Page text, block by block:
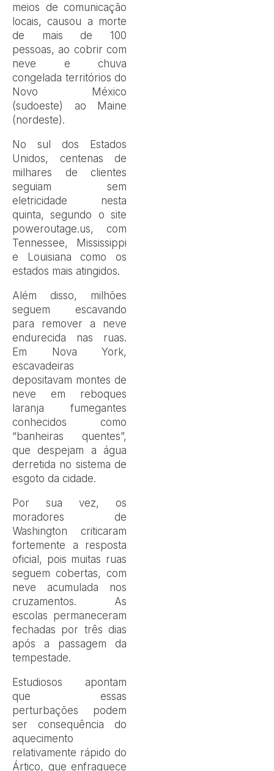
meios de comunicação
locais, causou a morte
de mais de 100
pessoas, ao cobrir com
neve e chuva
congelada territórios do
Novo México
(sudoeste) ao Maine
(nordeste).
No sul dos Estados
Unidos, centenas de
milhares de clientes
seguiam sem
eletricidade nesta
quinta, segundo o site
poweroutage.us, com
Tennessee, Mississippi
e Louisiana como os
estados mais atingidos.
Além disso, milhões
seguem escavando
para remover a neve
endurecida nas ruas.
Em Nova York,
escavadeiras
depositavam montes de
neve em reboques
laranja fumegantes
conhecidos como
“banheiras quentes”,
que despejam a água
derretida no sistema de
esgoto da cidade.
Por sua vez, os
moradores de
Washington criticaram
fortemente a resposta
oficial, pois muitas ruas
seguem cobertas, com
neve acumulada nos
cruzamentos. As
escolas permaneceram
fechadas por três dias
após a passagem da
tempestade.
Estudiosos apontam
que essas
perturbações podem
ser consequência do
aquecimento
relativamente rápido do
Ártico, que enfraquece